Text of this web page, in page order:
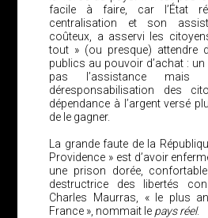
facile à faire, car l’État
centralisation et son
coûteux, a asservi les
tout » (ou presque) attendre
publics au pouvoir d’achat : un
pas l’assistance
déresponsabilisation des
dépendance à l’argent versé
de le gagner.
La grande faute de la
Providence » est d’avoir
une prison dorée,
destructrice des libertés
Charles Maurras, « le plus
France », nommait le pays réel.